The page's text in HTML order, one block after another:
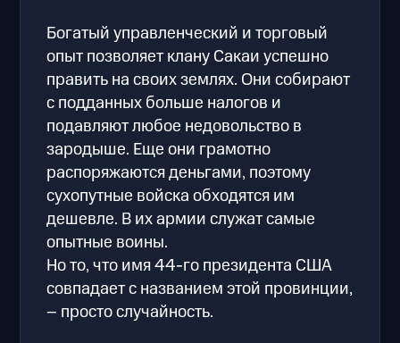
Богатый управленческий и торговый
опыт позволяет клану Сакаи успешно
править на своих землях. Они собирают
с подданных больше налогов и
подавляют любое недовольство в
зародыше. Еще они грамотно
распоряжаются деньгами, поэтому
сухопутные войска обходятся им
дешевле. В их армии служат самые
опытные воины.
Но то, что имя 44-го президента США
совпадает с названием этой провинции,
– просто случайность.